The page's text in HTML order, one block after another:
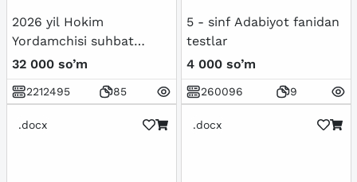
2026 yil Hokim
Yordamchisi suhbat
savollari javobi 400+
32 000 so’m
2212495 85
5 - sinf Adabiyot fanidan
testlar
4 000 so’m
260096 9
.docx .docx